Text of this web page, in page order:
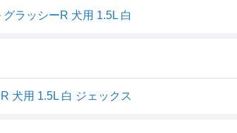
ラッシーR 犬用 1.5L 白
犬用 1.5L 白 ジェックス